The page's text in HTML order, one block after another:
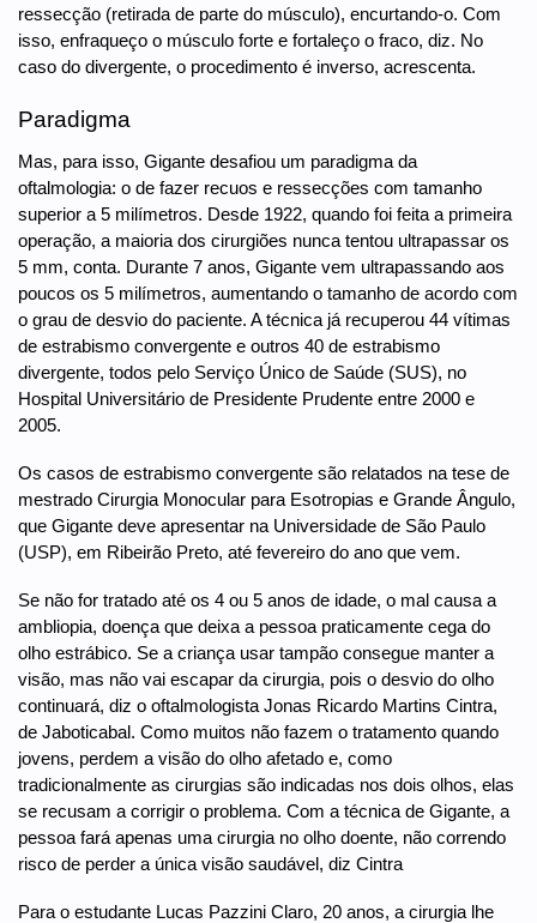
ressecção (retirada de parte do músculo), encurtando-o. Com
isso, enfraqueço o músculo forte e fortaleço o fraco, diz. No
caso do divergente, o procedimento é inverso, acrescenta.
Paradigma
Mas, para isso, Gigante desafiou um paradigma da
oftalmologia: o de fazer recuos e ressecções com tamanho
superior a 5 milímetros. Desde 1922, quando foi feita a primeira
operação, a maioria dos cirurgiões nunca tentou ultrapassar os
5 mm, conta. Durante 7 anos, Gigante vem ultrapassando aos
poucos os 5 milímetros, aumentando o tamanho de acordo com
o grau de desvio do paciente. A técnica já recuperou 44 vítimas
de estrabismo convergente e outros 40 de estrabismo
divergente, todos pelo Serviço Único de Saúde (SUS), no
Hospital Universitário de Presidente Prudente entre 2000 e
2005.
Os casos de estrabismo convergente são relatados na tese de
mestrado Cirurgia Monocular para Esotropias e Grande Ângulo,
que Gigante deve apresentar na Universidade de São Paulo
(USP), em Ribeirão Preto, até fevereiro do ano que vem.
Se não for tratado até os 4 ou 5 anos de idade, o mal causa a
ambliopia, doença que deixa a pessoa praticamente cega do
olho estrábico. Se a criança usar tampão consegue manter a
visão, mas não vai escapar da cirurgia, pois o desvio do olho
continuará, diz o oftalmologista Jonas Ricardo Martins Cintra,
de Jaboticabal. Como muitos não fazem o tratamento quando
jovens, perdem a visão do olho afetado e, como
tradicionalmente as cirurgias são indicadas nos dois olhos, elas
se recusam a corrigir o problema. Com a técnica de Gigante, a
pessoa fará apenas uma cirurgia no olho doente, não correndo
risco de perder a única visão saudável, diz Cintra
Para o estudante Lucas Pazzini Claro, 20 anos, a cirurgia lhe